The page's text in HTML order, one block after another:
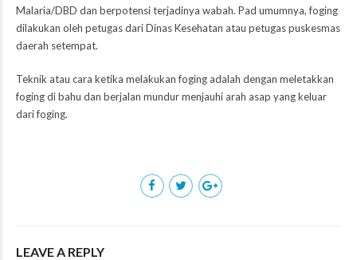
Malaria/DBD dan berpotensi terjadinya wabah. Pad umumnya, foging
dilakukan oleh petugas dari Dinas Kesehatan atau petugas puskesmas
daerah setempat.
Teknik atau cara ketika melakukan foging adalah dengan meletakkan
foging di bahu dan berjalan mundur menjauhi arah asap yang keluar
dari foging.
LEAVE A REPLY